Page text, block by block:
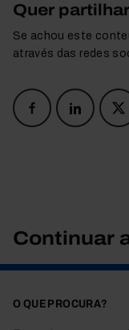
Quer
Se achou este
através das redes
Continuar
O QUE PROCURA?